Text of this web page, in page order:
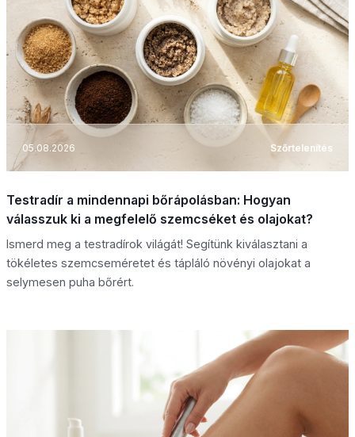
05.08.2026 Szőrtelenítés
Testradír a mindennapi bőrápolásban: Hogyan
válasszuk ki a megfelelő szemcséket és olajokat?
Ismerd meg a testradírok világát! Segítünk kiválasztani a
tökéletes szemcseméretet és tápláló növényi olajokat a
selymesen puha bőrért.